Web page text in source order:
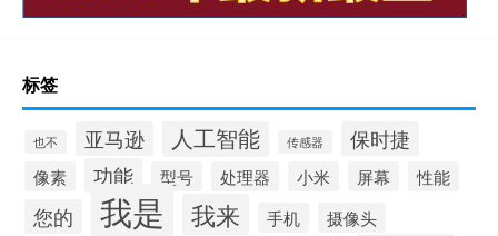
标签
也不 亚马逊 人工智能 传感器 保时捷
像素 功能 型号 处理器 小米 屏幕 性能
您的 我是 我来 手机
摄像头